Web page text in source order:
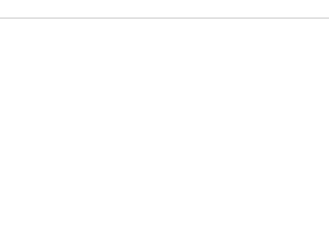
centrale diameter van 52 mm en een stabiel
De speciale Rohloff-remschijf moet extra